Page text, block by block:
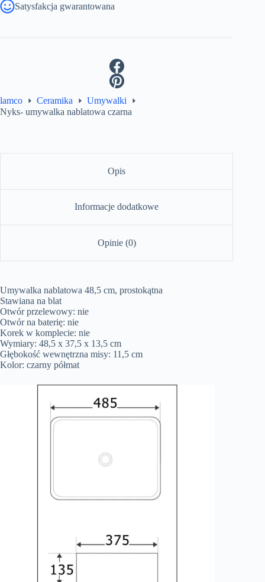
Satysfakcja gwarantowana
lamco Ceramika
Umywalki
Nyks- umywalka nablatowa czarna
Opis
Informacje dodatkowe
Opinie (0)
Umywalka nablatowa 48,5 cm, prostokątna
Stawiana na blat
Otwór przelewowy: nie
Otwór na baterię: nie
Korek w komplecie: nie
Wymiary: 48,5 x 37,5 x 13,5 cm
Głębokość wewnętrzna misy: 11,5 cm
Kolor: czarny półmat